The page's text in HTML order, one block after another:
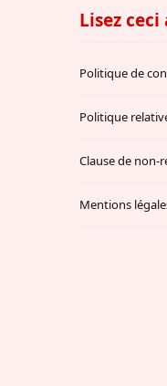
Lisez
Politique de
Politique
Clause de non-
Mentions